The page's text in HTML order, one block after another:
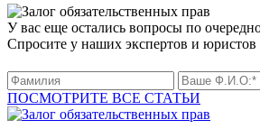
У вас еще остались вопросы по
Спросите у наших экспертов и
ПОСМОТРИТЕ ВСЕ СТАТЬИ